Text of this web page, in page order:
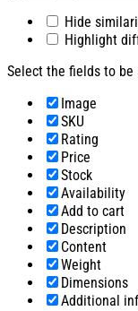
Hide
Highlight
Select the fields to be
Image
SKU
Rating
Price
Stock
Availability
Add to cart
Description
Content
Weight
Dimensions
Additional